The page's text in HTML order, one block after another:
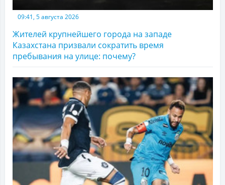
09:41, 5 августа 2026
Жителей крупнейшего города на западе
Казахстана призвали сократить время
пребывания на улице: почему?